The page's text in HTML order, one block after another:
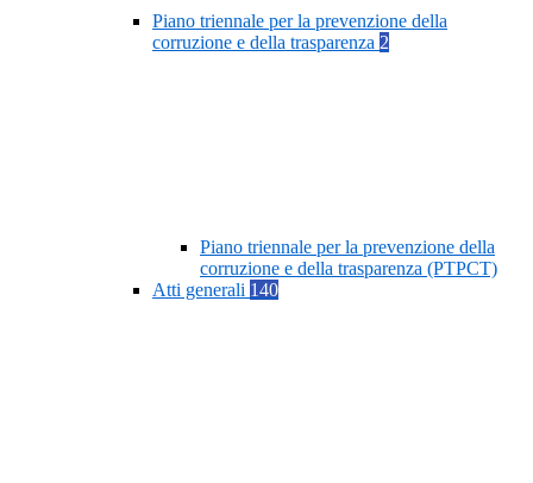
Piano triennale per la prevenzione della
corruzione e della trasparenza 2
Piano triennale per la prevenzione della
corruzione e della trasparenza (PTPCT)
Atti generali 140